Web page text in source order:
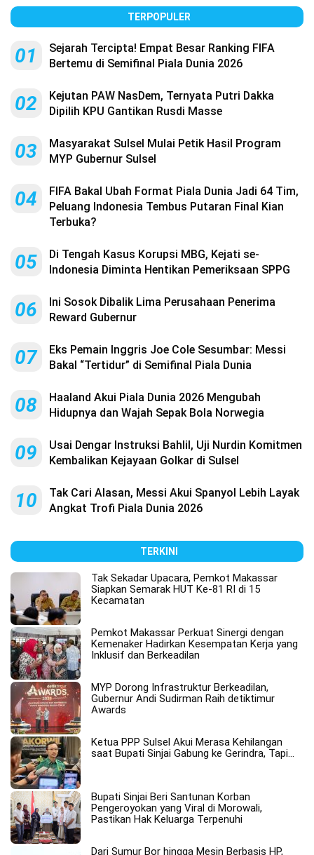
TERPOPULER
01
Sejarah Tercipta! Empat Besar Ranking FIFA
Bertemu di Semifinal Piala Dunia 2026
02
Kejutan PAW NasDem, Ternyata Putri Dakka
Dipilih KPU Gantikan Rusdi Masse
03
Masyarakat Sulsel Mulai Petik Hasil Program
MYP Gubernur Sulsel
04
FIFA Bakal Ubah Format Piala Dunia Jadi 64 Tim,
Peluang Indonesia Tembus Putaran Final Kian
Terbuka?
05
Di Tengah Kasus Korupsi MBG, Kejati se-
Indonesia Diminta Hentikan Pemeriksaan SPPG
06
Ini Sosok Dibalik Lima Perusahaan Penerima
Reward Gubernur
07
Eks Pemain Inggris Joe Cole Sesumbar: Messi
Bakal “Tertidur” di Semifinal Piala Dunia
08
Haaland Akui Piala Dunia 2026 Mengubah
Hidupnya dan Wajah Sepak Bola Norwegia
09
Usai Dengar Instruksi Bahlil, Uji Nurdin Komitmen
Kembalikan Kejayaan Golkar di Sulsel
10
Tak Cari Alasan, Messi Akui Spanyol Lebih Layak
Angkat Trofi Piala Dunia 2026
TERKINI
Tak Sekadar Upacara, Pemkot Makassar
Siapkan Semarak HUT Ke-81 RI di 15
Kecamatan
Pemkot Makassar Perkuat Sinergi dengan
Kemenaker Hadirkan Kesempatan Kerja yang
Inklusif dan Berkeadilan
MYP Dorong Infrastruktur Berkeadilan,
Gubernur Andi Sudirman Raih detiktimur
Awards
Ketua PPP Sulsel Akui Merasa Kehilangan
saat Bupati Sinjai Gabung ke Gerindra, Tapi…
Bupati Sinjai Beri Santunan Korban
Pengeroyokan yang Viral di Morowali,
Pastikan Hak Keluarga Terpenuhi
Dari Sumur Bor hingga Mesin Berbasis HP,